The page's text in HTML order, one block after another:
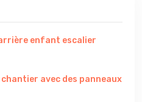
enfant escalier
avec des panneaux